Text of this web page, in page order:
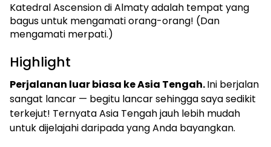
Katedral Ascension di Almaty adalah tempat yang
bagus untuk mengamati orang-orang! (Dan
mengamati merpati.)
Highlight
Perjalanan luar biasa ke Asia Tengah.Ini berjalan
sangat lancar — begitu lancar sehingga saya sedikit
terkejut! Ternyata Asia Tengah jauh lebih mudah
untuk dijelajahi daripada yang Anda bayangkan.